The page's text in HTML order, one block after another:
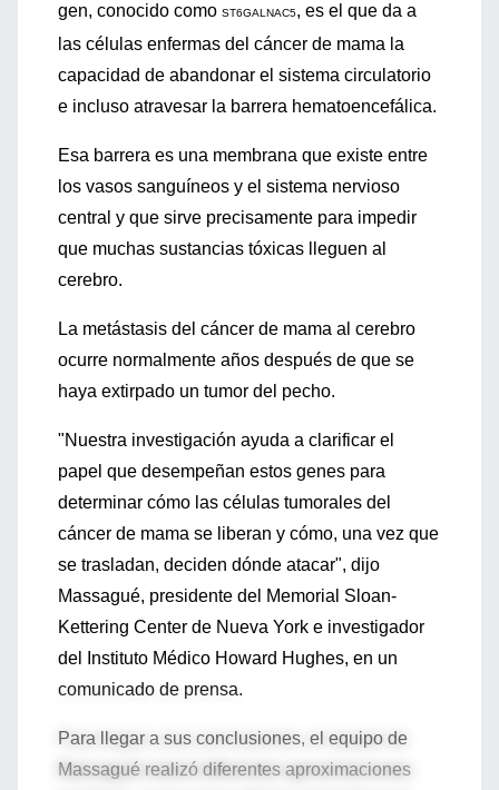
gen, conocido como ST6GALNAC5, es el que da a
las células enfermas del cáncer de mama la
capacidad de abandonar el sistema circulatorio
e incluso atravesar la barrera hematoencefálica.
Esa barrera es una membrana que existe entre
los vasos sanguíneos y el sistema nervioso
central y que sirve precisamente para impedir
que muchas sustancias tóxicas lleguen al
cerebro.
La metástasis del cáncer de mama al cerebro
ocurre normalmente años después de que se
haya extirpado un tumor del pecho.
"Nuestra investigación ayuda a clarificar el
papel que desempeñan estos genes para
determinar cómo las células tumorales del
cáncer de mama se liberan y cómo, una vez que
se trasladan, deciden dónde atacar", dijo
Massagué, presidente del Memorial Sloan-
Kettering Center de Nueva York e investigador
del Instituto Médico Howard Hughes, en un
comunicado de prensa.
Para llegar a sus conclusiones, el equipo de
Massagué realizó diferentes aproximaciones